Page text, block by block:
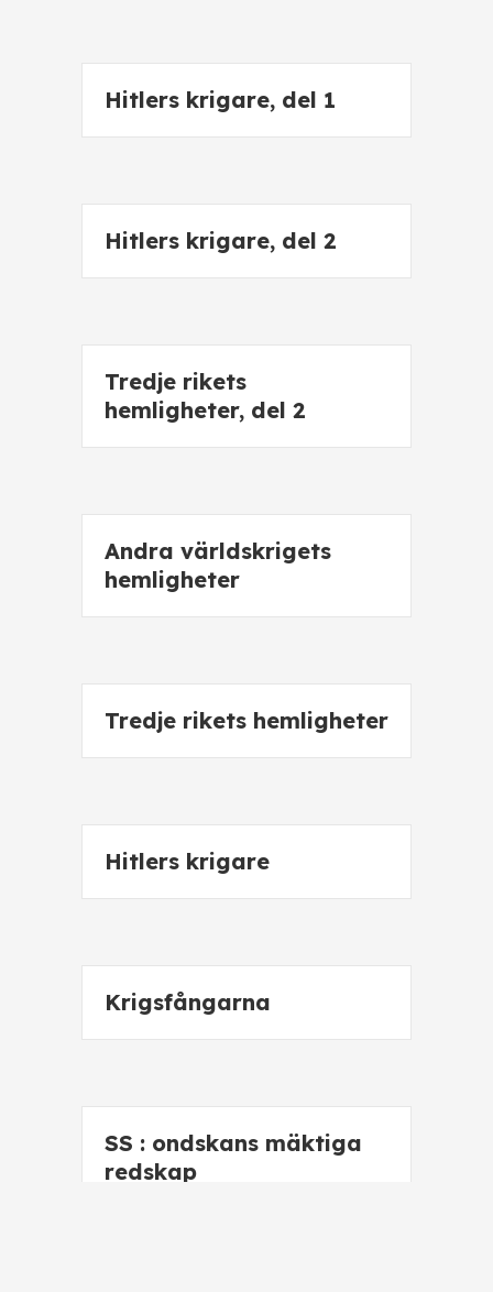
Hitlers krigare, del 1
Hitlers krigare, del 2
Tredje rikets
hemligheter, del 2
Andra världskrigets
hemligheter
Tredje rikets hemligheter
Hitlers krigare
Krigsfångarna
SS : ondskans mäktiga
redskap